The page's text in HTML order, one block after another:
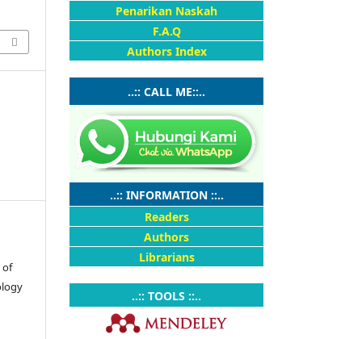
of
Penarikan Naskah
F.A.Q
Authors Index
..:: CALL ME::..
..:: INFORMATION ::..
Readers
Authors
Librarians
..:: TOOLS ::..